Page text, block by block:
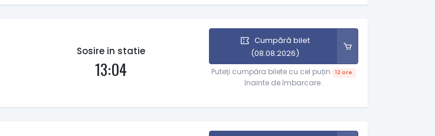
Sosire in statie
13:04
Cumpără bilet
(08.08.2026)
Puteți cumpăra bilete cu cel puțin 12 ore
înainte de îmbarcare.